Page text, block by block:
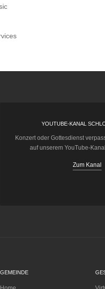
YOUTUBE-KANAL
Konzert oder Gottesdienst
auf unserem YouTube-
Zum Kanal
GEMEINDE